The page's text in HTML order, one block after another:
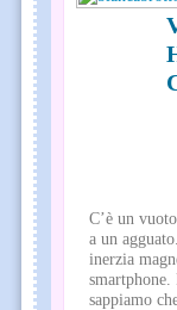
C’è un
a un
inerzia
smartphone.
sappiamo